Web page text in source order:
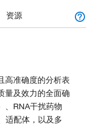
资源
高准确度的分析表
量及效力的全面确
、RNA干扰药物
适配体，以及多